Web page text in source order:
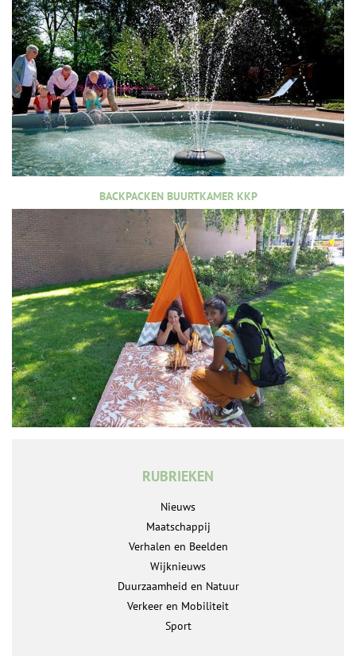
BACKPACKEN BUURTKAMER KKP
RUBRIEKEN
Nieuws
Maatschappij
Verhalen en Beelden
Wijknieuws
Duurzaamheid en Natuur
Verkeer en Mobiliteit
Sport